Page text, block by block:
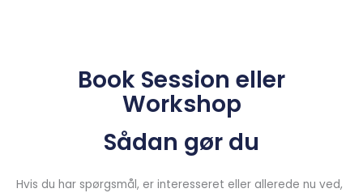
Book Session eller
Workshop
Sådan gør du
Hvis du har spørgsmål, er interesseret eller allerede nu ved,